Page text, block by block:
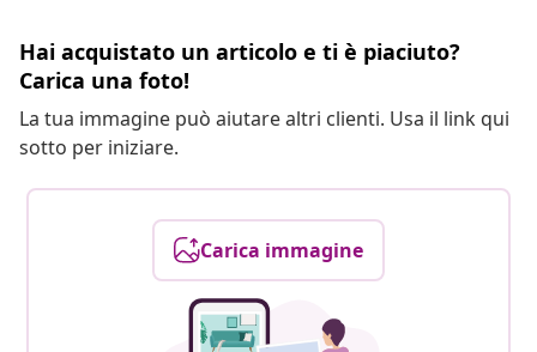
Hai acquistato un articolo e ti è piaciuto?
Carica una foto!
La tua immagine può aiutare altri clienti. Usa il link qui
sotto per iniziare.
Carica immagine